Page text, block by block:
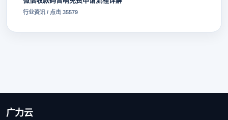
行业资讯 / 点击 35579
广力云